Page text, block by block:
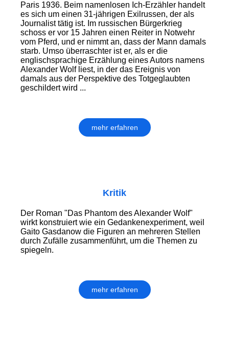
Paris 1936. Beim namenlosen Ich-Erzähler handelt
es sich um einen 31-jährigen Exilrussen, der als
Journalist tätig ist. Im russischen Bürgerkrieg
schoss er vor 15 Jahren einen Reiter in Notwehr
vom Pferd, und er nimmt an, dass der Mann damals
starb. Umso überraschter ist er, als er die
englischsprachige Erzählung eines Autors namens
Alexander Wolf liest, in der das Ereignis von
damals aus der Perspektive des Totgeglaubten
geschildert wird ...
mehr erfahren
Kritik
Der Roman "Das Phantom des Alexander Wolf"
wirkt konstruiert wie ein Gedankenexperiment, weil
Gaito Gasdanow die Figuren an mehreren Stellen
durch Zufälle zusammenführt, um die Themen zu
spiegeln.
mehr erfahren